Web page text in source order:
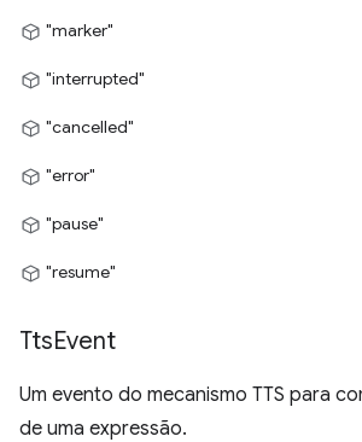
"marker"
"interrupted"
"cancelled"
"error"
"pause"
"resume"
TtsEvent
Um evento do mecanismo TTS para
de uma expressão.